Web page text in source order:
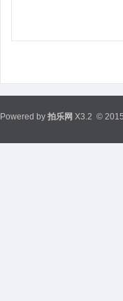
Powered by 拍乐网 X3.2 ©